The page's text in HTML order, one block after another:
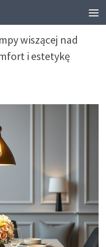
I SCENY
wiszącej nad
i estetykę